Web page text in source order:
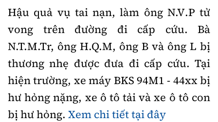
Hậu quả vụ tai nạn, làm ông N.V.P tử
vong trên đường đi cấp cứu. Bà
N.T.M.Tr, ông H.Q.M, ông B và ông L bị
thương nhẹ được đưa đi cấp cứu. Tại
hiện trường, xe máy BKS 94M1 - 44xx bị
hư hỏng nặng, xe ô tô tải và xe ô tô con
bị hư hỏng. Xem chi tiết tại đây